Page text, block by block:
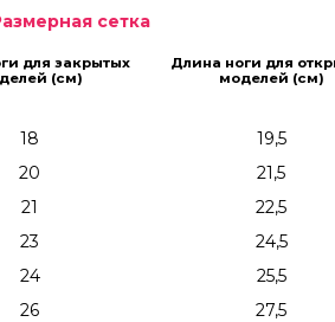
сетка
для закрытых
(см)
Длина ноги для
моделей (см)
18 19,5
20 21,5
21 22,5
23 24,5
24 25,5
26 27,5